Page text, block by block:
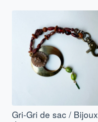
Gri-Gri de sac / Bijoux